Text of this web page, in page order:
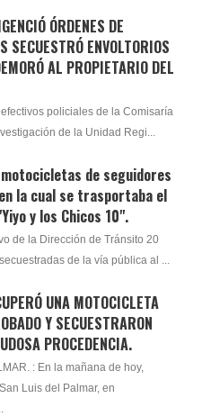
ÓRDENES DE
SECUESTRÓ ENVOLTORIOS
AL PROPIETARIO DEL
policiales de la Comisaría
de la Unidad Regi...
de seguidores
la cual se trasportaba el
y los Chicos 10".
de la Dirección de Tránsito 20
de la vía pública al ...
UNA MOTOCICLETA
Y SECUESTRARON
PROCEDENCIA.
: En la mañana de hoy,
Luis del Palmar, en